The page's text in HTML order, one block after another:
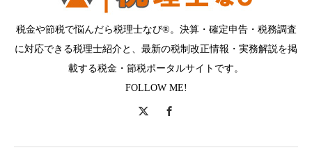
税金や節税で悩んだら税理士なび®。決算・確定申告・税務調査
に対応できる税理士紹介と、最新の税制改正情報・実務解説を掲
載する税金・節税ポータルサイトです。
FOLLOW ME!